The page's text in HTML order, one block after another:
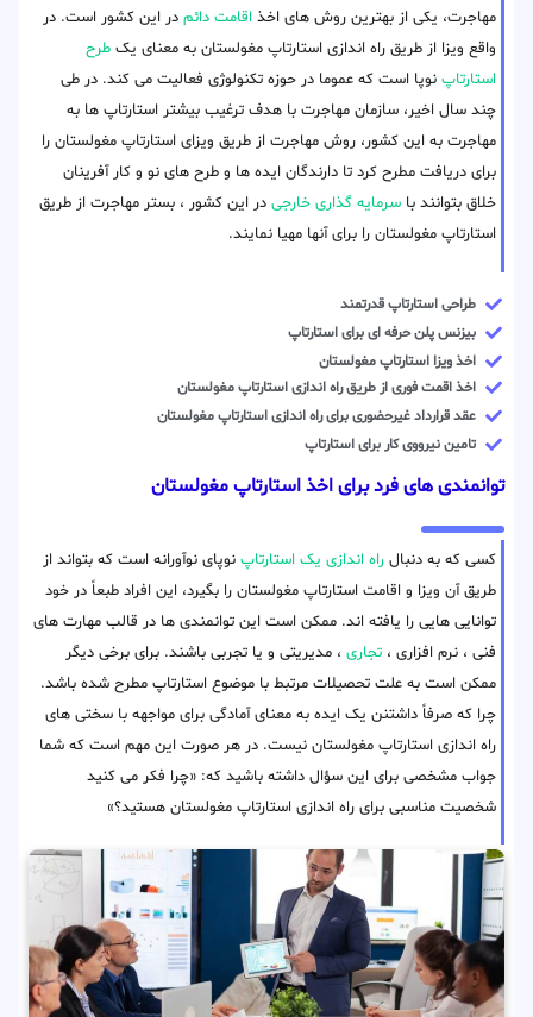
مهاجرت، یکی از بهترین روش های اخذ اقامت دائم در این کشور است. در
واقع ویزا از طریق راه اندازی استارتاپ مغولستان به معنای یک طرح
استارتاپ نوپا است که عموما در حوزه تکنولوژی فعالیت می کند. در طی
چند سال اخیر، سازمان مهاجرت با هدف ترغیب بیشتر استارتاپ ها به
مهاجرت به این کشور، روش مهاجرت از طریق ویزای استارتاپ مغولستان را
برای دریافت مطرح کرد تا دارندگان ایده ها و طرح های نو و کار آفرینان
خلاق بتوانند با سرمایه گذاری خارجی در این کشور ، بستر مهاجرت از طریق
استارتاپ مغولستان را برای آنها مهیا نمایند.
طراحی استارتاپ قدرتمند
بیزنس پلن حرفه ای برای استارتاپ
اخذ ویزا استارتاپ مغولستان
اخذ اقمت فوری از طریق راه اندازی استارتاپ مغولستان
عقد قرارداد غیرحضوری برای راه اندازی استارتاپ مغولستان
تامین نیرووی کار برای استارتاپ
توانمندی های فرد برای اخذ استارتاپ مغولستان
کسی که به دنبال راه اندازی یک استارتاپ نوپای نوآورانه است که بتواند از
طریق آن ویزا و اقامت استارتاپ مغولستان را بگیرد، این افراد طبعاً در خود
توانایی هایی را یافته اند. ممکن است این توانمندی ها در قالب مهارت های
فنی ، نرم افزاری ، تجاری ، مدیریتی و یا تجربی باشند. برای برخی دیگر
ممکن است به علت تحصیلات مرتبط با موضوع استارتاپ مطرح شده باشد.
چرا که صرفاً داشتنن یک ایده به معنای آمادگی برای مواجهه با سختی های
راه اندازی استارتاپ مغولستان نیست. در هر صورت این مهم است که شما
جواب مشخصی برای این سؤال داشته باشید که: «چرا فکر می کنید
شخصیت مناسبی برای راه اندازی استارتاپ مغولستان هستید؟»